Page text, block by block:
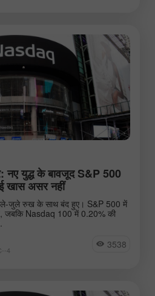
नए युद्ध के बावजूद S&P 500
खास असर नहीं
जुले रुख के साथ बंद हुए। S&P 500 में
जबकि Nasdaq 100 में 0.20% की
4 3538